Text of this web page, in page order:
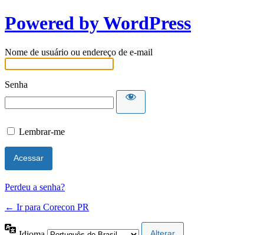
Powered by WordPress
Nome de usuário ou endereço de e-mail
Senha
Lembrar-me
Perdeu a senha?
← Ir para Corecon PR